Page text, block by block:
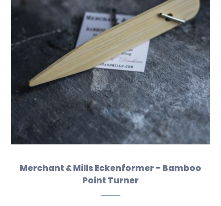
Merchant & Mills Eckenformer – Bamboo
Point Turner